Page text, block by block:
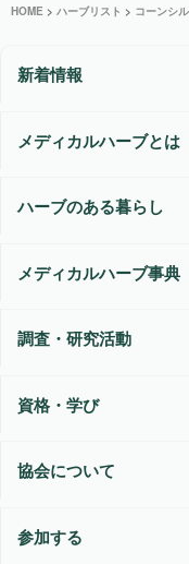
HOME > ハーブリスト > コーンシ
新着情報
メディカルハーブとは
ハーブのある暮らし
メディカルハーブ事典
調査・研究活動
資格・学び
協会について
参加する